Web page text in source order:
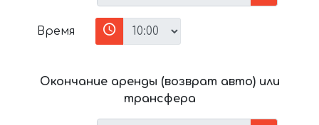
Время
Окончание аренды (возврат авто) или
трансфера